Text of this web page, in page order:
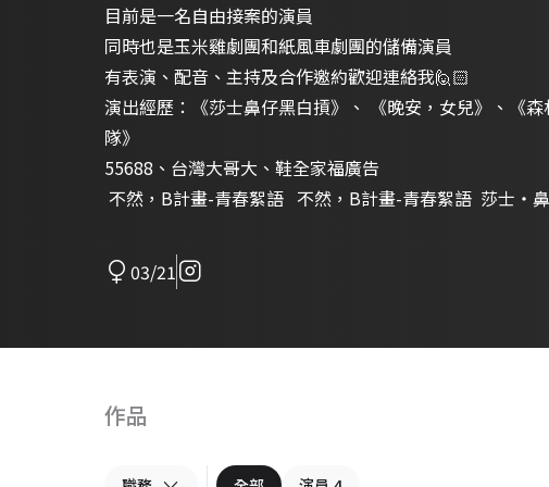
目前是一名自由接案的演員
同時也是玉米雞劇團和紙風車劇團的儲備演員
有表演、配音、主持及合作邀約歡迎連絡我🙋🏻
演出經歷：《莎士鼻仔黑白摃》、 《晚安，女兒》、《
隊》
55688、台灣大哥大、鞋全家福廣告
不然，B計畫-青春絮語 不然，B計畫-青春絮語 莎士・
03/21
作品